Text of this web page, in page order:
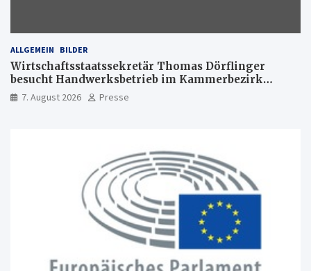
ALLGEMEIN BILDER
Wirtschaftsstaatssekretär Thomas Dörflinger
besucht Handwerksbetrieb im Kammerbezirk
Freiburg
7. August 2026 Presse